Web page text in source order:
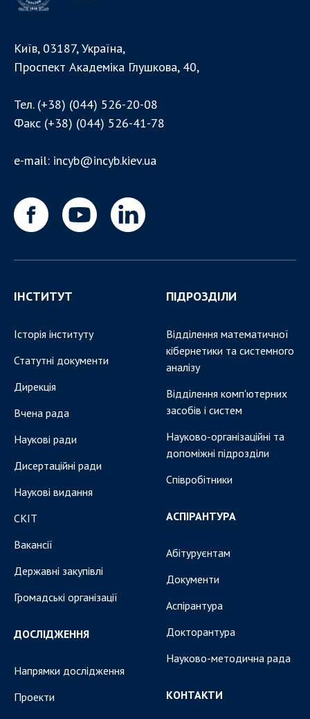
Київ, 03187, Україна,
Проспект Академіка Глушкова, 40,
Тел. (+38) (044) 526-20-08
Факс (+38) (044) 526-41-78
e-mail: incyb@incyb.kiev.ua
ІНСТИТУТ
Історія інституту
Статутні документи
Дирекція
Вчена рада
Наукові ради
Дисертаційні ради
Наукові видання
СКІТ
Вакансії
Державні закупівлі
Громадські організації
ДОСЛІДЖЕННЯ
Напрямки дослідження
Проекти
ПІДРОЗДІЛИ
Відділення математичної
кібернетики та системного
аналізу
Відділення комп'ютерних
засобів і систем
Науково-організаційні та
допоміжні підрозділи
Співробітники
АСПІРАНТУРА
Абітуруєнтам
Документи
Аспірантура
Докторантура
Науково-методична рада
КОНТАКТИ